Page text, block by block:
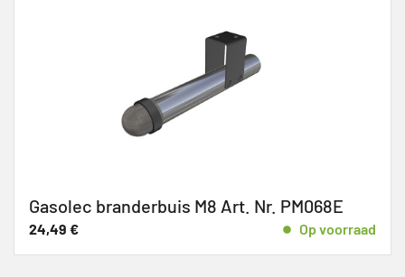
Gasolec branderbuis M8 Art. Nr. PM068E
24,49 € Op voorraad